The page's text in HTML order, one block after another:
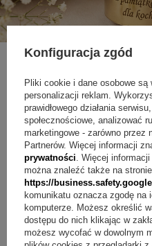
ZAPYTAJ O
Jeżeli powyższy opis jest dla
swoje pytanie odnośnie tego
szybko jak tylko będzie to
polityką prywatności. Przesyłając
E-mail
Konfiguracja zgód
Pliki cookie i dane osobowe
personalizacji reklam.
prawidłowego działania
społecznościowe, analizować
marketingowe - zarówno
Partnerów. Więcej informacji
prywatności. Więcej
można znaleźć także na stronie
https://
komunikatu oznacza zgodę na
komputerze. Możesz określić
dostępu do nich klikając w
możesz wycofać w dowolnym